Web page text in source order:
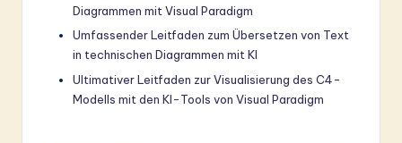
Diagrammen mit Visual Paradigm
Umfassender Leitfaden zum Übersetzen von Text
in technischen Diagrammen mit KI
Ultimativer Leitfaden zur Visualisierung des C4-
Modells mit den KI-Tools von Visual Paradigm